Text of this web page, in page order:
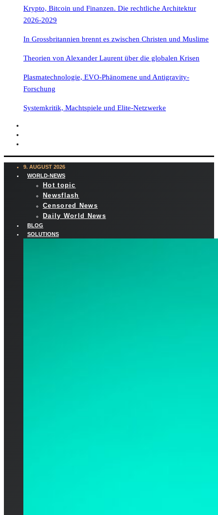
Krypto, Bitcoin und Finanzen. Die rechtliche Architektur
2026-2029
In Grossbritannien brennt es zwischen Christen und Muslime
Theorien von Alexander Laurent über die globalen Krisen
Plasmatechnologie, EVO-Phänomene und Antigravity-
Forschung
Systemkritik, Machtspiele und Elite-Netzwerke
9. AUGUST 2026
WORLD-NEWS
Hot topic
Newsflash
Censored News
Daily World News
BLOG
SOLUTIONS